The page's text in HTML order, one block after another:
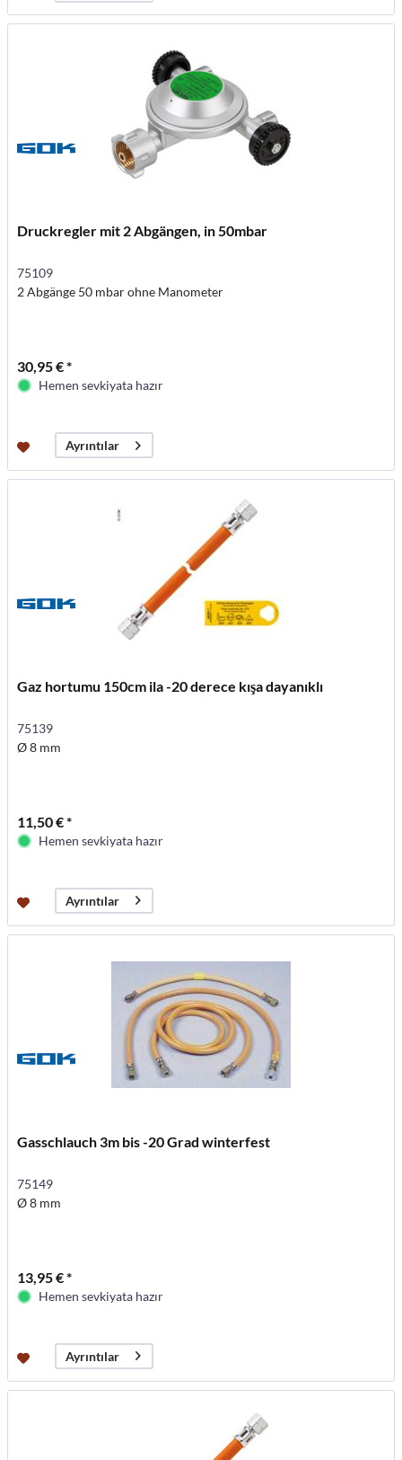
Druckregler mit 2 Abgängen, in 50mbar
75109
2 Abgänge 50 mbar ohne Manometer
30,95 € *
Hemen sevkiyata hazır
Ayrıntılar
Gaz hortumu 150cm ila -20 derece kışa dayanıklı
75139
Ø 8 mm
11,50 € *
Hemen sevkiyata hazır
Ayrıntılar
Gasschlauch 3m bis -20 Grad winterfest
75149
Ø 8 mm
13,95 € *
Hemen sevkiyata hazır
Ayrıntılar